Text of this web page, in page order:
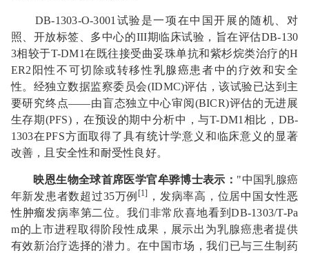
DB-1303-O-3001试验是一项在中国开展的随机、对
照、开放标签、多中心的III期临床试验，旨在评估DB-130
3相较于T-DM1在既往接受曲妥珠单抗和紫杉烷类治疗的H
ER2阳性不可切除或转移性乳腺癌患者中的疗效和安全
性。经独立数据监察委员会(IDMC)评估，该试验已达到主
要研究终点——由盲态独立中心审阅(BICR)评估的无进展
生存期(PFS)，在预设的期中分析中，与T-DM1相比，DB-
1303在PFS方面取得了具有统计学意义和临床意义的显著
改善，且安全性和耐受性良好。
映恩生物全球首席医学官牟骅博士表示： "中国乳腺癌
年新发患者数超过35万例 [1] ，发病率高，位居中国女性恶
性肿瘤发病率第二位。我们非常欣喜地看到DB-1303/T-Pa
m的上市进程取得阶段性成果，展示出为乳腺癌患者提供
有效新治疗选择的潜力。在中国市场，我们已与三生制药